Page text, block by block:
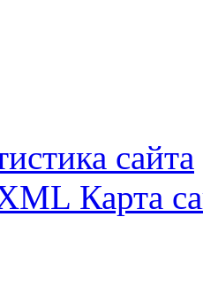
сайта
Карта